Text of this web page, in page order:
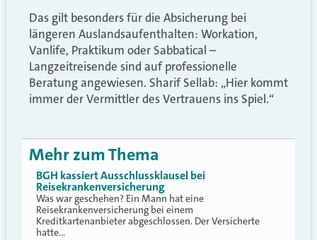
Das gilt besonders für die Absicherung bei
längeren Auslandsaufenthalten: Workation,
Vanlife, Praktikum oder Sabbatical –
Langzeitreisende sind auf professionelle
Beratung angewiesen. Sharif Sellab: „Hier kommt
immer der Vermittler des Vertrauens ins Spiel.“
Mehr zum Thema
BGH kassiert Ausschlussklausel bei
Reisekrankenversicherung
Was war geschehen? Ein Mann hat eine
Reisekrankenversicherung bei einem
Kreditkartenanbieter abgeschlossen. Der Versicherte
hatte…